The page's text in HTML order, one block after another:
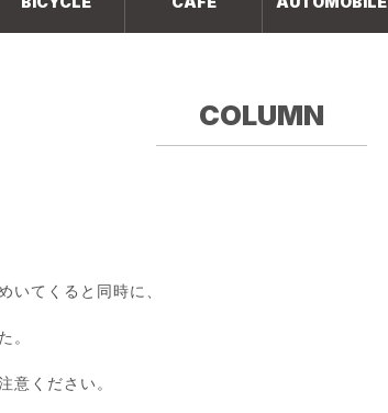
COLUMN
てくると同時に、
。
ください。